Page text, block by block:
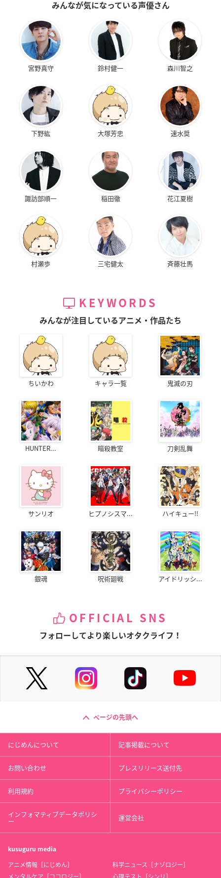
みんなが気になっている声優さん
宮野真守 鈴村健一 森川智之
下野紘 大塚芳忠 速水奨
諏訪部順一 稲田徹 花江夏樹
村瀬歩 三宅健太 斉藤壮馬
KEYWORDS
みんなが注目しているアニメ・作品たち
ちいかわ キャラ一覧 鬼滅の刃
HUNTER... 暗殺教室 刀剣乱舞
サンリオ ヒプノシスマ... ハイキュー!!
銀魂 呪術廻戦 アイドリッシ...
OFFICIAL SNS
フォローしてより楽しいオタクライフ！
ページの先頭へ
にじめんについて 記事掲載について
お問い合わせ プレスリリース送付先
利用規約 プライバシーポリシー
インフォマティブデータポリシ
ー 運営会社
kusuguru media
アニメ情報［にじめん］
科学ニュース［ナゾロジー］